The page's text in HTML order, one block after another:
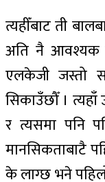
त्यहीँबाट ती
अति नै आवश्यक
एलकेजी जस्तो
सिकाउँछौँ ।
र त्यसमा पनि
मानसिकताबाटै
के लाग्छ भने